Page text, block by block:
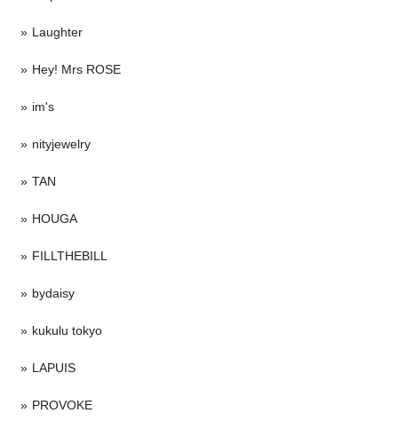
Laughter
Hey! Mrs ROSE
im's
nityjewelry
TAN
HOUGA
FILLTHEBILL
bydaisy
kukulu tokyo
LAPUIS
PROVOKE